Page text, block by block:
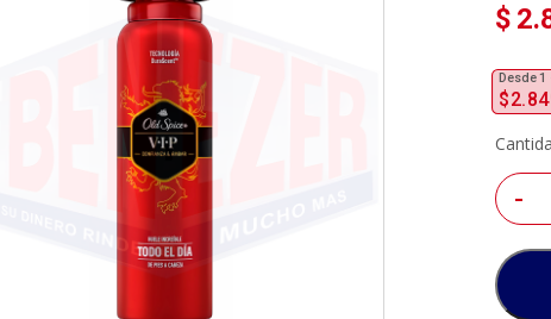
$
$
1
-